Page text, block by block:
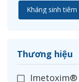
Thương hiệu
Imetoxim®